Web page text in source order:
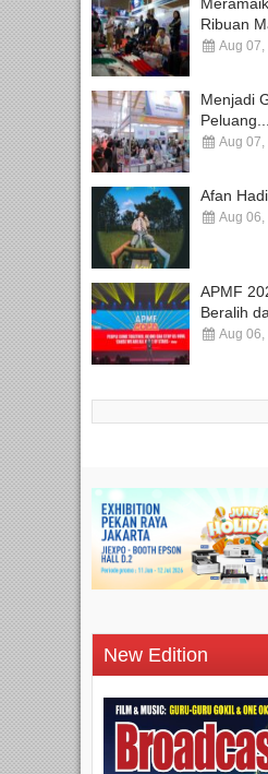
Ribuan
Aug 07,
Menjadi
Peluang...
Aug 07,
Afan
Aug 06,
APMF
Beralih
Aug 06,
New Edition